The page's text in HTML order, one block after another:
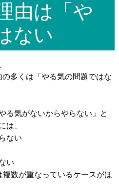
ログラミング教室
話教室
由は「や
ない
多くは「やる気の問題ではな
る気がないからやらない」と
は、
ない
い
数が重なっているケースがほ